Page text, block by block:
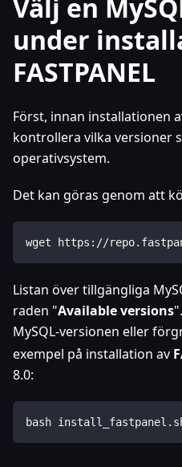
Välj en
under
FASTPANEL
Först, innan installationen
kontrollera vilka versioner
operativsystem.
Det kan göras genom att
wget https://
Listan över tillgängliga
raden "Available versions
MySQL-versionen eller
exempel på installation av
8.0:
bash